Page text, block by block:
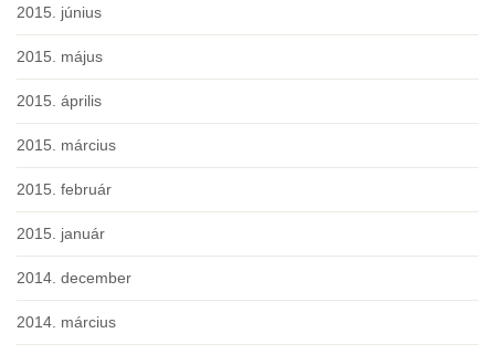
2015. június
2015. május
2015. április
2015. március
2015. február
2015. január
2014. december
2014. március